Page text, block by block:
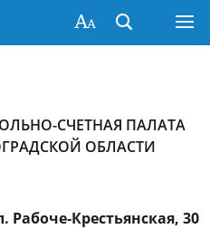
СЧЕТНАЯ ПАЛАТА
ОБЛАСТИ
Рабоче-Крестьянская, 30